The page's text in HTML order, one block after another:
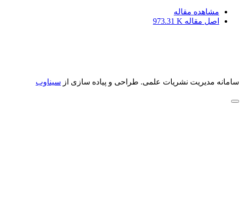
مشاهده مقاله
اصل مقاله 973.31 K
سامانه مدیریت نشریات علمی. طراحی و پیاده سازی از سیناوب